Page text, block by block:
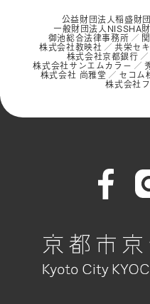
公益財団法人稲盛財団
一般財団法人NISSHA
御池総合法律事務所
株式会社教映社 共栄セ
株式会社京都銀行
株式会社サンエムカラー
株式会社 尚雅堂 セコム
株式会社